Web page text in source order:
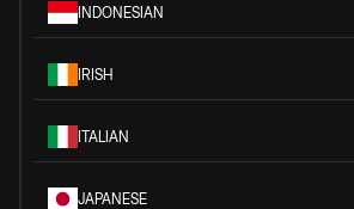
INDONESIAN
IRISH
ITALIAN
JAPANESE